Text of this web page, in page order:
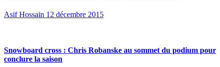
Asif Hossain 12 décembre 2015
Snowboard cross : Chris Robanske au sommet du podium pour
conclure la saison